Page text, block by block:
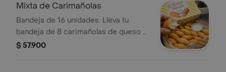
Mixta de Carimañolas
Bandeja de 16 unidades. Lleva tu
bandeja de 8 carimañolas de queso y
8 carimañolas de carne de 30g
$ 57.900